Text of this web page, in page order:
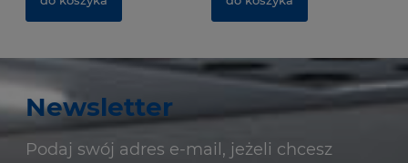
Newsletter
Podaj swój adres e-mail, jeżeli chcesz